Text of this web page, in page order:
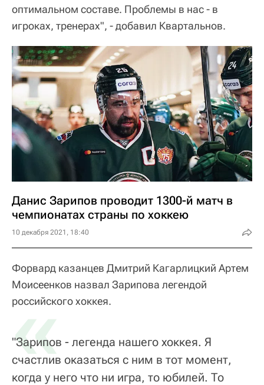
оптимальном составе. Проблемы в нас - в
игроках, тренерах", - добавил Квартальнов.
Данис Зарипов проводит 1300-й матч в
чемпионатах страны по хоккею
10 декабря 2021, 18:40
Форвард казанцев Дмитрий Кагарлицкий Артем
Моисеенков назвал Зарипова легендой
российского хоккея.
«
"Зарипов - легенда нашего хоккея. Я
счастлив оказаться с ним в тот момент,
когда у него что ни игра, то юбилей. То